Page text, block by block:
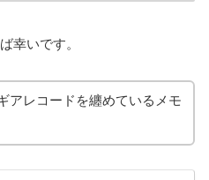
幸いです。
アレコードを纏めているメモ